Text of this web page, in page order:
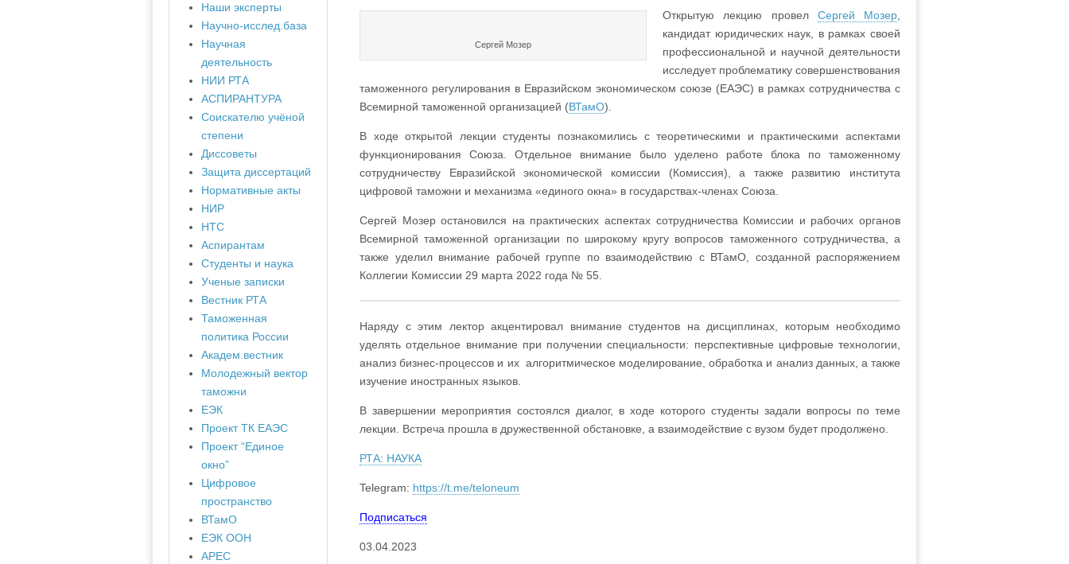
Сергей Мозер
Открытую лекцию провел Сергей Мозер
кандидат юридических наук, в рамках своей
профессиональной и научной деятельности
исследует проблематику совершенствования
таможенного регулирования в Евразийском экономическом союзе (ЕАЭС) в рамках сотрудничества с
Всемирной таможенной организацией (ВТамО).
В ходе открытой лекции студенты познакомились с теоретическими и практическими аспектами
функционирования Союза. Отдельное внимание было уделено работе блока по таможенному
сотрудничеству Евразийской экономической комиссии (Комиссия), а также развитию института
цифровой таможни и механизма «единого окна» в государствах-членах Союза.
Сергей Мозер остановился на практических аспектах сотрудничества Комиссии и рабочих органов
Всемирной таможенной организации по широкому кругу вопросов таможенного сотрудничества, а
также уделил внимание рабочей группе по взаимодействию с ВТамО, созданной распоряжением
Коллегии Комиссии 29 марта 2022 года № 55.
Наряду с этим лектор акцентировал внимание студентов на дисциплинах, которым необходимо
уделять отдельное внимание при получении специальности: перспективные цифровые технологии,
анализ бизнес-процессов и их алгоритмическое моделирование, обработка и анализ данных, а также
изучение иностранных языков.
В завершении мероприятия состоялся диалог, в ходе которого студенты задали вопросы по теме
лекции. Встреча прошла в дружественной обстановке, а взаимодействие с вузом будет продолжено.
РТА: НАУКА
Telegram: https://t.me/teloneum
Подписаться
03.04.2023
Наши эксперты
Научно-исслед.база
Научная
деятельность
НИИ РТА
АСПИРАНТУРА
Соискателю учёной
степени
Диссоветы
Защита диссертаций
Нормативные акты
НИР
НТС
Аспирантам
Студенты и наука
Ученые записки
Вестник РТА
Таможенная
политика России
Академ.вестник
Молодежный вектор
таможни
ЕЭК
Проект ТК ЕАЭС
Проект “Единое
окно”
Цифровое
пространство
ВТамО
ЕЭК ООН
APEC